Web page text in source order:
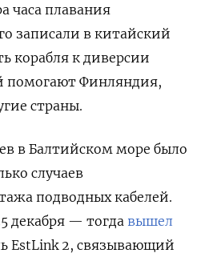
часа плавания
записали в китайский
корабля к диверсии
помогают Финляндия,
страны.
в Балтийском море было
случаев
подводных кабелей.
декабря — тогда вышел
EstLink 2, связывающий